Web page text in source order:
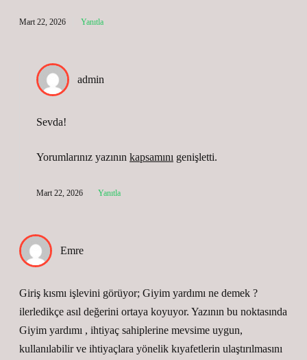
Mart 22, 2026 Yanıtla
admin
Sevda!
Yorumlarınız yazının kapsamını genişletti.
Mart 22, 2026 Yanıtla
Emre
Giriş kısmı işlevini görüyor; Giyim yardımı ne demek ?
ilerledikçe asıl değerini ortaya koyuyor. Yazının bu noktasında
Giyim yardımı , ihtiyaç sahiplerine mevsime uygun,
kullanılabilir ve ihtiyaçlara yönelik kıyafetlerin ulaştırılmasını